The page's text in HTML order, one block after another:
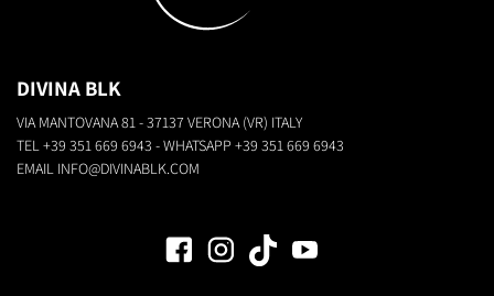
DIVINA BLK
VIA MANTOVANA 81 - 37137 VERONA (VR) ITALY
TEL +39 351 669 6943 - WHATSAPP +39 351 669 6943
EMAIL INFO@DIVINABLK.COM